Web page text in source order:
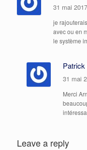
31 mai
je
avec ou en
le système
Patrick
31 mai
Merci
Leave a reply